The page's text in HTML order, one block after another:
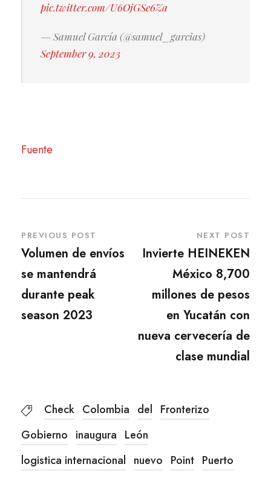
pic.twitter.com/U6OjGSe6Za
— Samuel García (@samuel_garcias)
September 9, 2023
Fuente
PREVIOUS POST
Volumen de envíos
se mantendrá
durante peak
season 2023
NEXT POST
Invierte HEINEKEN
México 8,700
millones de pesos
en Yucatán con
nueva cervecería de
clase mundial
Check Colombia del Fronterizo
Gobierno inaugura León
logistica internacional nuevo Point Puerto